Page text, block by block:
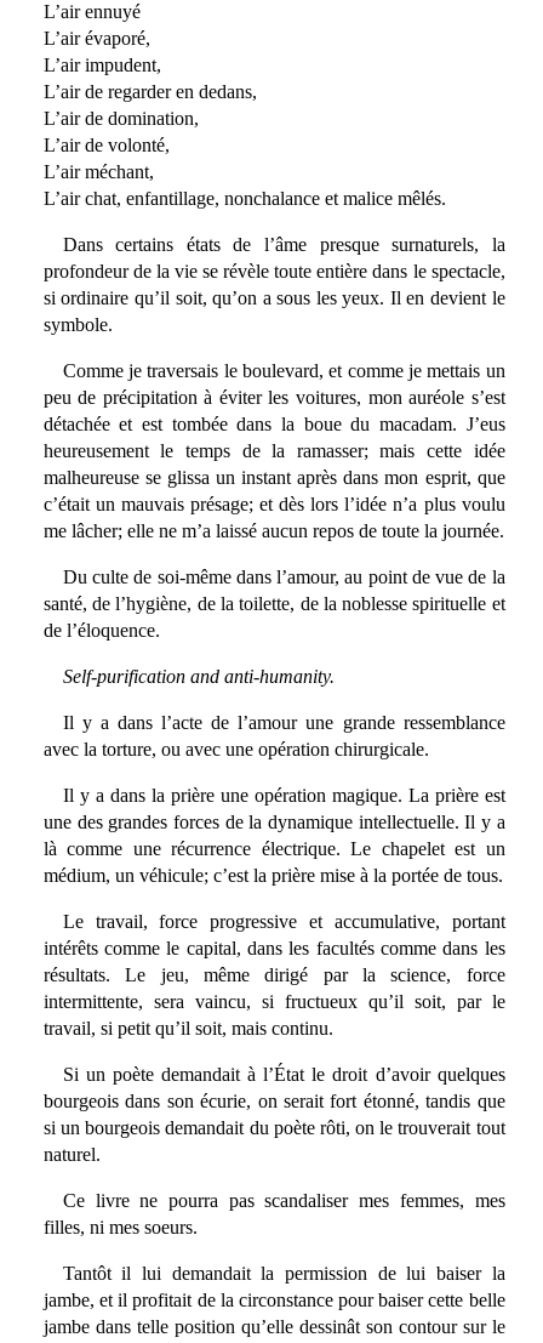
L’air ennuyé
L’air évaporé,
L’air impudent,
L’air de regarder en dedans,
L’air de domination,
L’air de volonté,
L’air méchant,
L’air chat, enfantillage, nonchalance et malice mêlés.
Dans certains états de l’âme presque surnaturels, la
profondeur de la vie se révèle toute entière dans le spectacle,
si ordinaire qu’il soit, qu’on a sous les yeux. Il en devient le
symbole.
Comme je traversais le boulevard, et comme je mettais un
peu de précipitation à éviter les voitures, mon auréole s’est
détachée et est tombée dans la boue du macadam. J’eus
heureusement le temps de la ramasser; mais cette idée
malheureuse se glissa un instant après dans mon esprit, que
c’était un mauvais présage; et dès lors l’idée n’a plus voulu
me lâcher; elle ne m’a laissé aucun repos de toute la journée.
Du culte de soi-même dans l’amour, au point de vue de la
santé, de l’hygiène, de la toilette, de la noblesse spirituelle et
de l’éloquence.
Self-purification and anti-humanity.
Il y a dans l’acte de l’amour une grande ressemblance
avec la torture, ou avec une opération chirurgicale.
Il y a dans la prière une opération magique. La prière est
une des grandes forces de la dynamique intellectuelle. Il y a
là comme une récurrence électrique. Le chapelet est un
médium, un véhicule; c’est la prière mise à la portée de tous.
Le travail, force progressive et accumulative, portant
intérêts comme le capital, dans les facultés comme dans les
résultats. Le jeu, même dirigé par la science, force
intermittente, sera vaincu, si fructueux qu’il soit, par le
travail, si petit qu’il soit, mais continu.
Si un poète demandait à l’État le droit d’avoir quelques
bourgeois dans son écurie, on serait fort étonné, tandis que
si un bourgeois demandait du poète rôti, on le trouverait tout
naturel.
Ce livre ne pourra pas scandaliser mes femmes, mes
filles, ni mes soeurs.
Tantôt il lui demandait la permission de lui baiser la
jambe, et il profitait de la circonstance pour baiser cette belle
jambe dans telle position qu’elle dessinât son contour sur le